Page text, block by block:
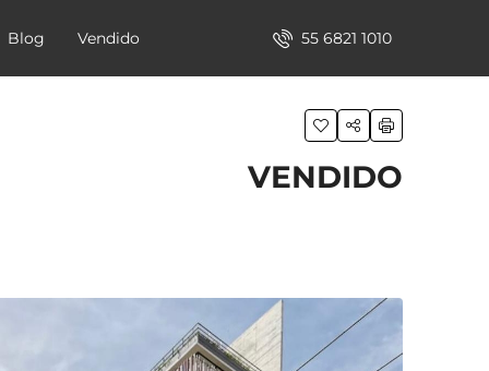
Blog Vendido 55 6821 1010
VENDIDO